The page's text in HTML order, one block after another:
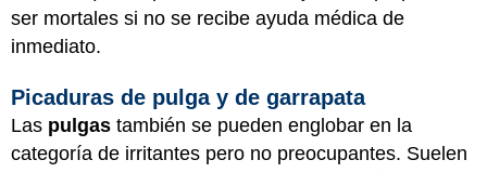
ser mortales si no se recibe ayuda médica de
inmediato.
Picaduras de pulga y de garrapata
Las pulgas también se pueden englobar en la
categoría de irritantes pero no preocupantes. Suelen